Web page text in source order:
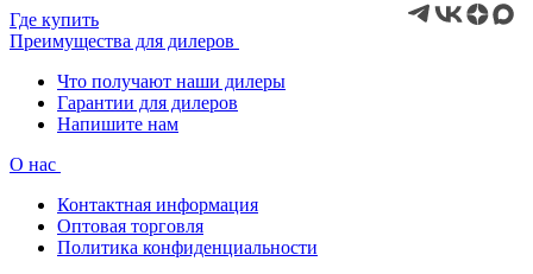
Где купить
Преимущества для дилеров
Что получают наши дилеры
Гарантии для дилеров
Напишите нам
О нас
Контактная информация
Оптовая торговля
Политика конфиденциальности